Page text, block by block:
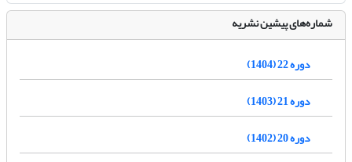
شماره‌های پیشین نشریه
دوره 22 (1404)
دوره 21 (1403)
دوره 20 (1402)